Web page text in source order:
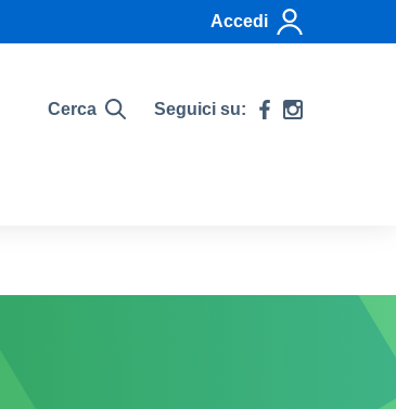
Accedi
Cerca Seguici su: